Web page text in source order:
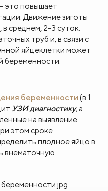
это повышает
Движение зиготы
среднем, 2-3 суток.
труб и, в связи с
яйцеклетки может
беременности.
беременности (в 1
УЗИ диагностику, а
на выявление
этом сроке
плодное яйцо в
внематочную